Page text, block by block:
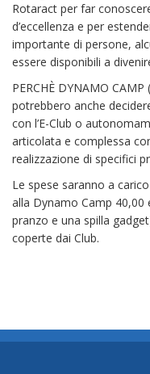
Rotaract per far
d’eccellenza e per
importante di persone,
essere disponibili a
PERCHÈ DYNAMO
potrebbero anche
con l’E-Club o
articolata e complessa
realizzazione di specifici
Le spese saranno a
alla Dynamo Camp 40,00
pranzo e una spilla
coperte dai Club.